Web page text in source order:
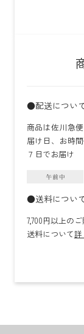
●配送につい
商品は佐川急
届け日、お時
７日でお届け
●送料につい
7,700円以上の
送料について詳